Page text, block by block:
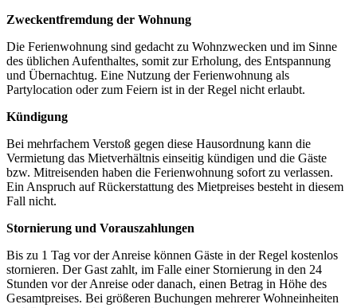
Zweckentfremdung der Wohnung
Die Ferienwohnung sind gedacht zu Wohnzwecken und im Sinne
des üblichen Aufenthaltes, somit zur Erholung, des Entspannung
und Übernachtug. Eine Nutzung der Ferienwohnung als
Partylocation oder zum Feiern ist in der Regel nicht erlaubt.
Kündigung
Bei mehrfachem Verstoß gegen diese Hausordnung kann die
Vermietung das Mietverhältnis einseitig kündigen und die Gäste
bzw. Mitreisenden haben die Ferienwohnung sofort zu verlassen.
Ein Anspruch auf Rückerstattung des Mietpreises besteht in diesem
Fall nicht.
Stornierung und Vorauszahlungen
Bis zu 1 Tag vor der Anreise können Gäste in der Regel kostenlos
stornieren. Der Gast zahlt, im Falle einer Stornierung in den 24
Stunden vor der Anreise oder danach, einen Betrag in Höhe des
Gesamtpreises. Bei größeren Buchungen mehrerer Wohneinheiten